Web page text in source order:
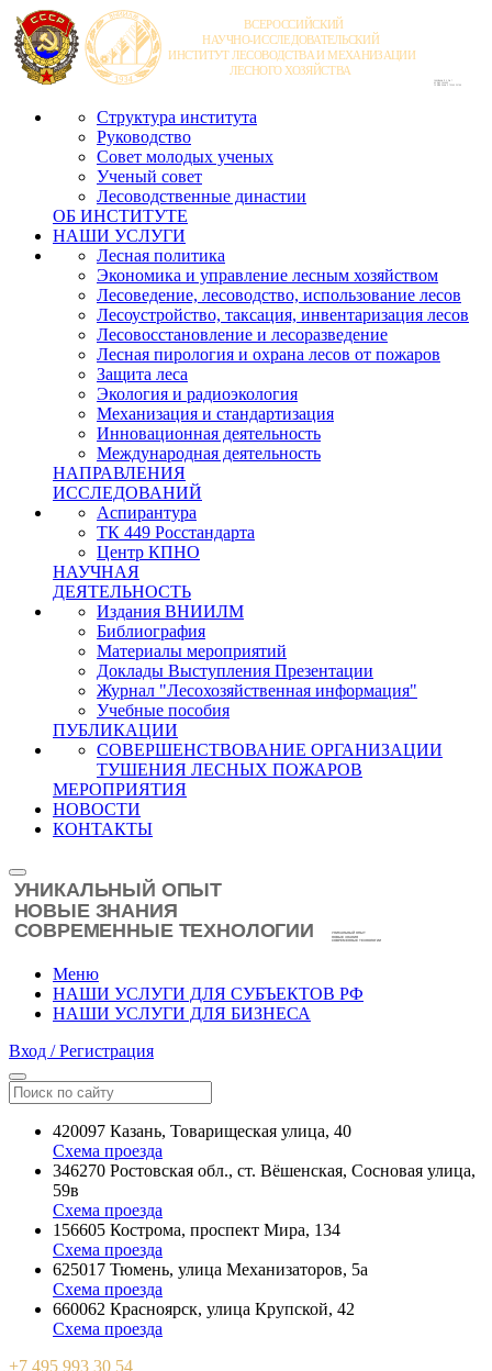
Структура института
Руководство
Совет молодых ученых
Ученый совет
Лесоводственные династии
ОБ ИНСТИТУТЕ
НАШИ УСЛУГИ
Лесная политика
Экономика и управление лесным хозяйством
Лесоведение, лесоводство, использование лесов
Лесоустройство, таксация, инвентаризация лесов
Лесовосстановление и лесоразведение
Лесная пирология и охрана лесов от пожаров
Защита леса
Экология и радиоэкология
Механизация и стандартизация
Инновационная деятельность
Международная деятельность
НАПРАВЛЕНИЯ
ИССЛЕДОВАНИЙ
Аспирантура
ТК 449 Росстандарта
Центр КПНО
НАУЧНАЯ
ДЕЯТЕЛЬНОСТЬ
Издания ВНИИЛМ
Библиография
Материалы мероприятий
Доклады Выступления Презентации
Журнал "Лесохозяйственная информация"
Учебные пособия
ПУБЛИКАЦИИ
СОВЕРШЕНСТВОВАНИЕ ОРГАНИЗАЦИИ
ТУШЕНИЯ ЛЕСНЫХ ПОЖАРОВ
МЕРОПРИЯТИЯ
НОВОСТИ
КОНТАКТЫ
Меню
НАШИ УСЛУГИ ДЛЯ СУБЪЕКТОВ РФ
НАШИ УСЛУГИ ДЛЯ БИЗНЕСА
Вход / Регистрация
420097 Казань, Товарищеская улица, 40
Схема проезда
346270 Ростовская обл., ст. Вёшенская, Сосновая улица,
59в
Схема проезда
156605 Кострома, проспект Мира, 134
Схема проезда
625017 Тюмень, улица Механизаторов, 5а
Схема проезда
660062 Красноярск, улица Крупской, 42
Схема проезда
+7 495 993 30 54